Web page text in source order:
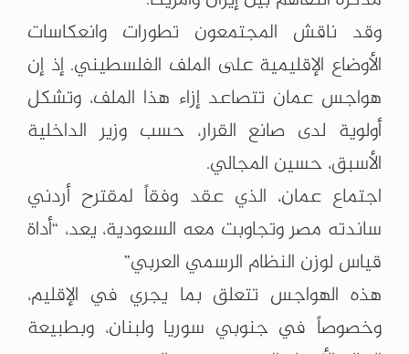
وقد ناقش المجتمعون تطورات وانعكاسات
الأوضاع الإقليمية على الملف الفلسطيني. إذ إن
هواجس عمان تتصاعد إزاء هذا الملف، وتشكل
أولوية لدى صانع القرار، حسب وزير الداخلية
الأسبق، حسين المجالي.
اجتماع عمان، الذي عقد وفقاً لمقترح أردني
ساندته مصر وتجاوبت معه السعودية، يعد، “أداة
قياس لوزن النظام الرسمي العربي”
هذه الهواجس تتعلق بما يجري في الإقليم،
وخصوصاً في جنوبي سوريا ولبنان، وبطبيعة